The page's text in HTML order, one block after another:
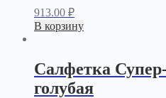
913.00 ₽
В корзину
Салфетка
голубая